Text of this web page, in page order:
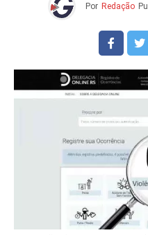
Por Redação